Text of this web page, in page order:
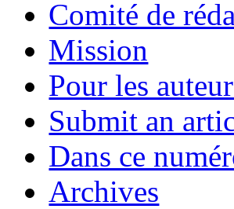
Comité de
Mission
Pour les
Submit an
Dans ce
Archives